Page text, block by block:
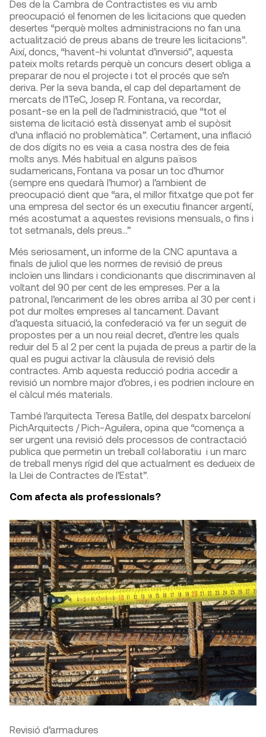
Des de la Cambra de Contractistes es viu amb
preocupació el fenomen de les licitacions que queden
desertes “perquè moltes administracions no fan una
actualització de preus abans de treure les licitacions”.
Així, doncs, “havent-hi voluntat d’inversió”, aquesta
pateix molts retards perquè un concurs desert obliga a
preparar de nou el projecte i tot el procés que se’n
deriva. Per la seva banda, el cap del departament de
mercats de l’ITeC, Josep R. Fontana, va recordar,
posant-se en la pell de l’administració, que “tot el
sistema de licitació està dissenyat amb el supòsit
d’una inflació no problemàtica”. Certament, una inflació
de dos dígits no es veia a casa nostra des de feia
molts anys. Més habitual en alguns països
sudamericans, Fontana va posar un toc d’humor
(sempre ens quedarà l’humor) a l’ambient de
preocupació dient que “ara, el millor fitxatge que pot fer
una empresa del sector és un executiu financer argentí,
més acostumat a aquestes revisions mensuals, o fins i
tot setmanals, dels preus…”
Més seriosament, un informe de la CNC apuntava a
finals de juliol que les normes de revisió de preus
incloïen uns llindars i condicionants que discriminaven al
voltant del 90 per cent de les empreses. Per a la
patronal, l’encariment de les obres arriba al 30 per cent i
pot dur moltes empreses al tancament. Davant
d’aquesta situació, la confederació va fer un seguit de
propostes per a un nou reial decret, d’entre les quals
reduir del 5 al 2 per cent la pujada de preus a partir de la
qual es pugui activar la clàusula de revisió dels
contractes. Amb aquesta reducció podria accedir a
revisió un nombre major d’obres, i es podrien incloure en
el càlcul més materials.
També l’arquitecta Teresa Batlle, del despatx barceloní
PichArquitects / Pich-Aguilera, opina que “comença a
ser urgent una revisió dels processos de contractació
publica que permetin un treball col·laboratiu i un marc
de treball menys rígid del que actualment es dedueix de
la Llei de Contractes de l’Estat”.
Com afecta als professionals?
Revisió d’armadures